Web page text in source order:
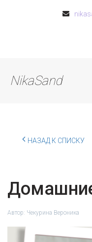
NikaSand
НАЗАД К СПИСКУ
Автор: Чекурина Вероника